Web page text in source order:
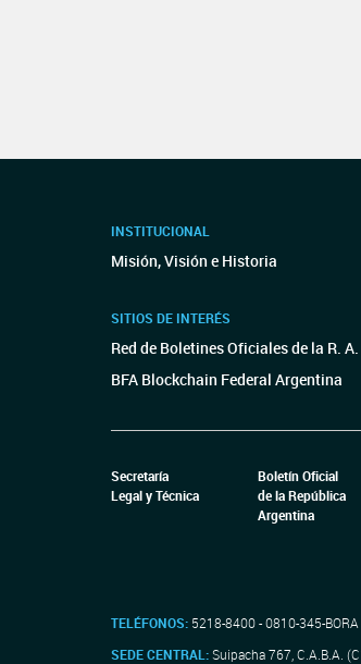
INSTITUCIONAL
Misión, Visión e Historia
SITIOS DE INTERÉS
Red de Boletines Oficiales de la R. A.
BFA Blockchain Federal Argentina
Secretaría
Legal y Técnica
Boletín Oficial
de la República
Argentina
TELÉFONOS: 5218-8400 - 0810-345-
SEDE CENTRAL:Suipacha 767, C.A.B.A.